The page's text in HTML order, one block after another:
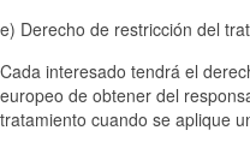
e) Derecho de restricción del
Cada interesado tendrá el
europeo de obtener del
tratamiento cuando se aplique